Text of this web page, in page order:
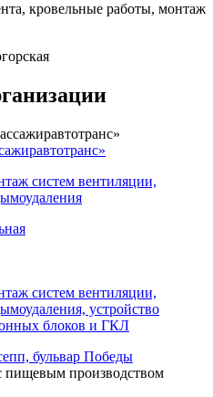
кровельные работы, монтаж
систем вентиляции,
систем вентиляции,
устройство
блоков и ГКЛ
бульвар Победы